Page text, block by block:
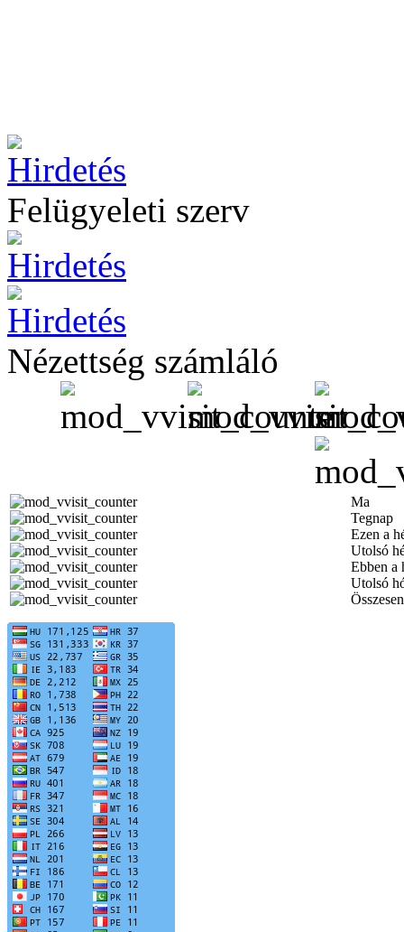
Felügyeleti szerv
Nézettség számláló
Ma
Tegnap
Ezen a
Utolsó
Ebben a
Utolsó
Összesen